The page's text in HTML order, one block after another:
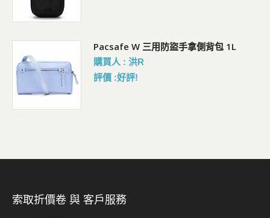
Pacsafe W 三用防盜手拿側背包 1L
購買人 : 洪R
評價 :好評!
索取折價卷 與 客戶服務